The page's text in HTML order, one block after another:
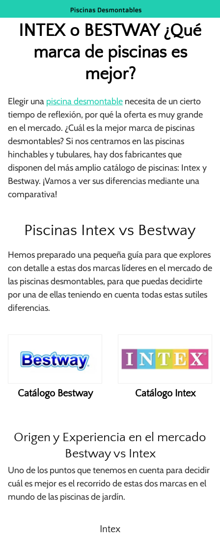
al
contenidoINTEX o BESTWAY ¿Qué
marca de piscinas es
mejor?
Elegir una piscina desmontable necesita de un cierto
tiempo de reflexión, por qué la oferta es muy grande
en el mercado. ¿Cuál es la mejor marca de piscinas
desmontables? Si nos centramos en las piscinas
hinchables y tubulares, hay dos fabricantes que
disponen del más amplio catálogo de piscinas: Intex y
Bestway. ¡Vamos a ver sus diferencias mediante una
comparativa!
Piscinas Intex vs Bestway
Hemos preparado una pequeña guía para que explores
con detalle a estas dos marcas líderes en el mercado de
las piscinas desmontables, para que puedas decidirte
por una de ellas teniendo en cuenta todas estas sutiles
diferencias.
Catálogo Bestway Catálogo Intex
Origen y Experiencia en el mercado
Bestway vs Intex
Uno de los puntos que tenemos en cuenta para decidir
cuál es mejor es el recorrido de estas dos marcas en el
mundo de las piscinas de jardín.
Intex